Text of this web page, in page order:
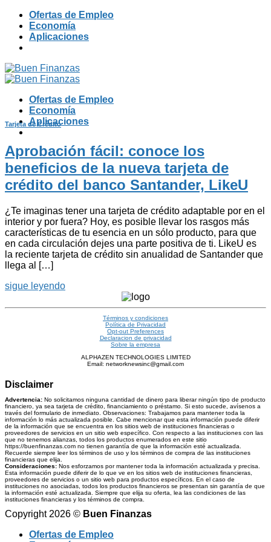
Skip
content
Ofertas de Empleo
Economía
Aplicaciones
Ofertas de Empleo
Economía
Aplicaciones
Tarjeta de Crédito
Aprobación fácil: conoce los
beneficios de la nueva tarjeta de
crédito del banco Santander, LikeU
¿Te imaginas tener una tarjeta de crédito adaptable por en el
interior y por fuera? Hoy, es posible llevar los rasgos más
características de tu esencia en un sólo producto, para que
en cada circulación dejes una parte positiva de ti. LikeU es
la reciente tarjeta de crédito sin anualidad de Santander que
llega al […]
sigue leyendo
Términos y condiciones
Política de Privacidad
Opt-out Preferences
Declaracion de privacidad
Sobre la empresa
ALPHAZEN TECHNOLOGIES LIMITED
Email: networknewsinc@gmail.com
Disclaimer
Advertencia: No solicitamos ninguna cantidad de dinero para liberar ningún tipo de producto
financiero, ya sea tarjeta de crédito, financiamiento o préstamo. Si esto sucede, avísenos a
través del formulario de inmediato. Observaciones: Trabajamos para mantener toda la
información lo más actualizada posible. Cabe mencionar que esta información puede diferir
de la información que se encuentra en los sitios web de instituciones financieras o
proveedores de servicios en un sitio web específico. Con respecto a las instituciones con las
que no tenemos alianzas, todos los productos enumerados en este sitio
https://buenfinanzas.com no tienen garantía de que la información esté actualizada.
Recuerde siempre leer los términos de uso y los términos de compra de las instituciones
financieras que elija.
Consideraciones: Nos esforzamos por mantener toda la información actualizada y precisa.
Esta información puede diferir de lo que ve en los sitios web de instituciones financieras,
proveedores de servicios o un sitio web para productos específicos. En el caso de
instituciones no asociadas, todos los productos financieros se presentan sin garantía de que
la información esté actualizada. Siempre que elija su oferta, lea las condiciones de las
instituciones financieras y los términos de compra.
Copyright 2026 © Buen Finanzas
Ofertas de Empleo